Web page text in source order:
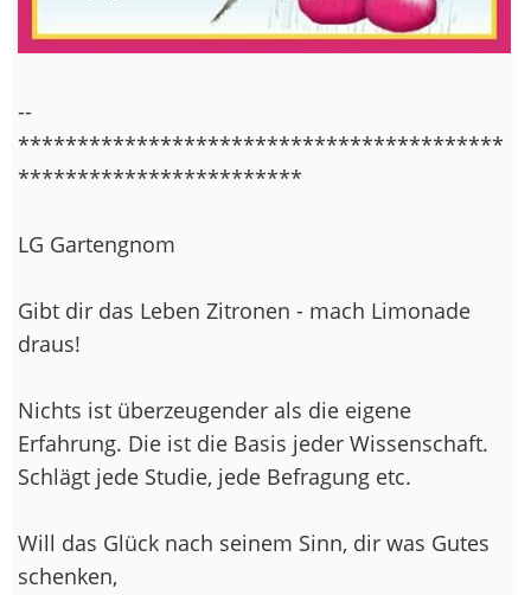
--
*****************************************
************************
LG Gartengnom
Gibt dir das Leben Zitronen - mach Limonade
draus!
Nichts ist überzeugender als die eigene
Erfahrung. Die ist die Basis jeder Wissenschaft.
Schlägt jede Studie, jede Befragung etc.
Will das Glück nach seinem Sinn, dir was Gutes
schenken,